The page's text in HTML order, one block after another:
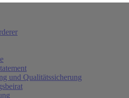
und Qualitätssicherung